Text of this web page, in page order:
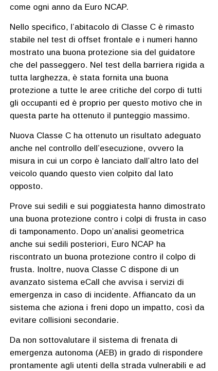
come ogni anno da Euro NCAP.
Nello specifico, l’abitacolo di Classe C è rimasto
stabile nel test di offset frontale e i numeri hanno
mostrato una buona protezione sia del guidatore
che del passeggero. Nel test della barriera rigida a
tutta larghezza, è stata fornita una buona
protezione a tutte le aree critiche del corpo di tutti
gli occupanti ed è proprio per questo motivo che in
questa parte ha ottenuto il punteggio massimo.
Nuova Classe C ha ottenuto un risultato adeguato
anche nel controllo dell’esecuzione, ovvero la
misura in cui un corpo è lanciato dall’altro lato del
veicolo quando questo vien colpito dal lato
opposto.
Prove sui sedili e sui poggiatesta hanno dimostrato
una buona protezione contro i colpi di frusta in caso
di tamponamento. Dopo un’analisi geometrica
anche sui sedili posteriori, Euro NCAP ha
riscontrato un buona protezione contro il colpo di
frusta. Inoltre, nuova Classe C dispone di un
avanzato sistema eCall che avvisa i servizi di
emergenza in caso di incidente. Affiancato da un
sistema che aziona i freni dopo un impatto, così da
evitare collisioni secondarie.
Da non sottovalutare il sistema di frenata di
emergenza autonoma (AEB) in grado di rispondere
prontamente agli utenti della strada vulnerabili e ad